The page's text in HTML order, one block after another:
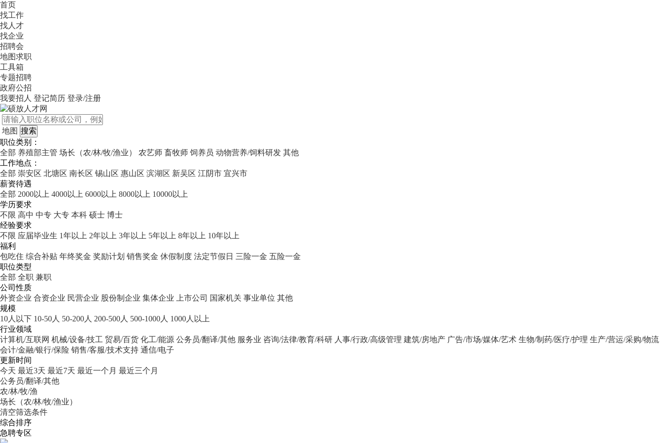
首页
找工作
找人才
找企业
招聘会
地图求职
工具箱
专题招聘
政府公招
我要招人 登记简历 登录/注册
地图
职位类别：
全部 养殖部主管 场长（农/林/牧/渔业） 农艺师 畜牧师 饲养员 动物营养/饲料研发 其他
工作地点：
全部 崇安区 北塘区 南长区 锡山区 惠山区 滨湖区 新吴区 江阴市 宜兴市
薪资待遇
全部 2000以上 4000以上 6000以上 8000以上 10000以上
学历要求
不限 高中 中专 大专 本科 硕士 博士
经验要求
不限 应届毕业生 1年以上 2年以上 3年以上 5年以上 8年以上 10年以上
福利
包吃住 综合补贴 年终奖金 奖励计划 销售奖金 休假制度 法定节假日 三险一金 五险一金
职位类型
全部 全职 兼职
公司性质
外资企业 合资企业 民营企业 股份制企业 集体企业 上市公司 国家机关 事业单位 其他
规模
10人以下 10-50人 50-200人 200-500人 500-1000人 1000人以上
行业领域
计算机/互联网 机械/设备/技工 贸易/百货 化工/能源 公务员/翻译/其他 服务业 咨询/法律/教育/科研 人事/行政/高级管理 建筑/房地产 广告/市场/媒体/艺术 生物/制药/医疗/护理 生产/营运/采购/物流
会计/金融/银行/保险 销售/客服/技术支持 通信/电子
更新时间
今天 最近3天 最近7天 最近一个月 最近三个月
公务员/翻译/其他
农/林/牧/渔
场长（农/林/牧/渔业）
清空筛选条件
综合排序
急聘专区